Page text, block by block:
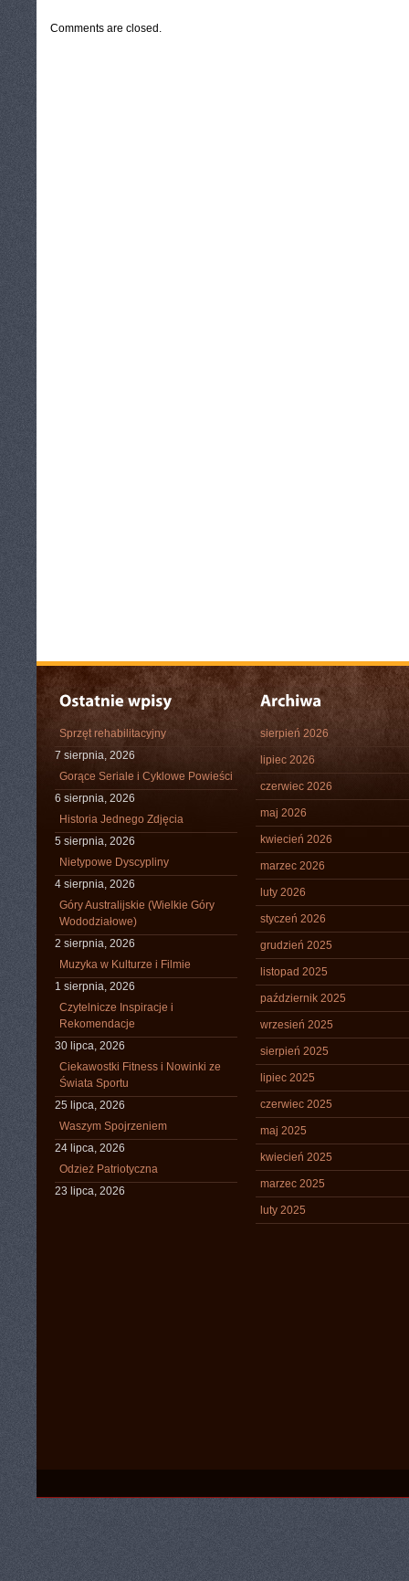
Comments are closed.
Sprzęt rehabilitacyjny
7 sierpnia, 2026
Gorące Seriale i Cyklowe Powieści
6 sierpnia, 2026
Historia Jednego Zdjęcia
5 sierpnia, 2026
Nietypowe Dyscypliny
4 sierpnia, 2026
Góry Australijskie (Wielkie Góry
Wododziałowe)
2 sierpnia, 2026
Muzyka w Kulturze i Filmie
1 sierpnia, 2026
Czytelnicze Inspiracje i
Rekomendacje
30 lipca, 2026
Ciekawostki Fitness i Nowinki ze
Świata Sportu
25 lipca, 2026
Waszym Spojrzeniem
24 lipca, 2026
Odzież Patriotyczna
23 lipca, 2026
sierpień 2026
lipiec 2026
czerwiec 2026
maj 2026
kwiecień 2026
marzec 2026
luty 2026
styczeń 2026
grudzień 2025
listopad 2025
październik 2025
wrzesień 2025
sierpień 2025
lipiec 2025
czerwiec 2025
maj 2025
kwiecień 2025
marzec 2025
luty 2025